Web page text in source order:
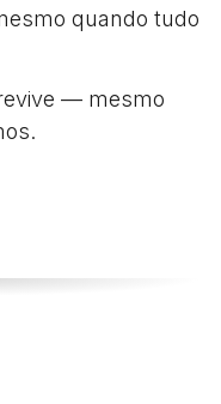
quando tudo
— mesmo